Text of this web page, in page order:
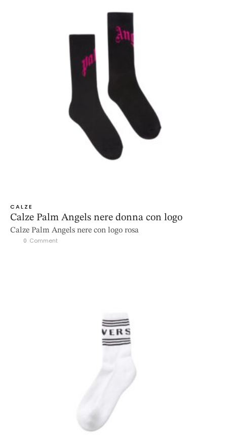
CALZE
Calze Palm Angels nere donna con logo
Calze Palm Angels nere con logo rosa
0 Comment